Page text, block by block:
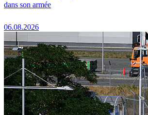
dans son armée
06.08.2026